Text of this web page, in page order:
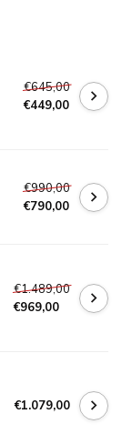
€645,00
€449,00
€990,00
€790,00
€1.489,00
€969,00
€1.079,00